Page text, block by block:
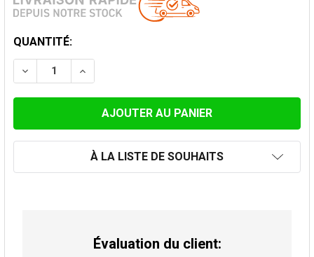
STOCK
ACTUEL:
QUANTITÉ:
DIMINUER LA QUANTITÉ DE COUDE 90° CONVESA
AUGMENTER LA QUANTITÉ DE COUDE 90°
À LA LISTE DE SOUHAITS
Évaluation du client: